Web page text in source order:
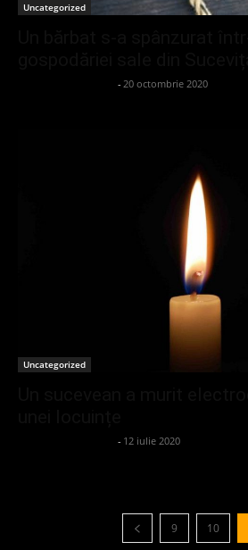
Uncategorized
- 20 octombrie 2020
Uncategorized
- 12 iulie 2020
9 10